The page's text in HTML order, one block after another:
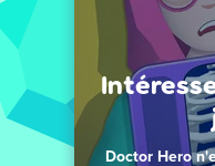
Doctor Hero